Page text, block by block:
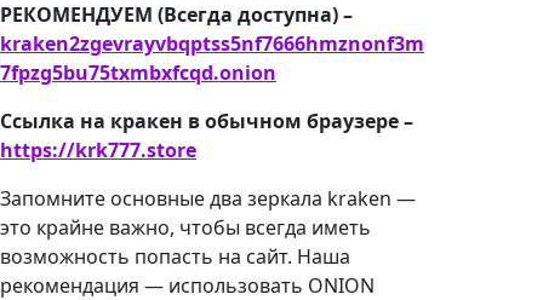
РЕКОМЕНДУЕМ (Всегда доступна) –
kraken2zgevrayvbqptss5nf7666hmznonf3m
7fpzg5bu75txmbxfcqd.onion
Ссылка на кракен в обычном браузере –
https://krk777.store
Запомните основные два зеркала kraken —
это крайне важно, чтобы всегда иметь
возможность попасть на сайт. Наша
рекомендация — использовать ONION